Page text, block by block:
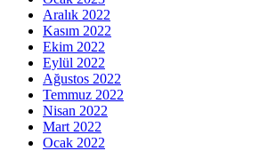
Aralık 2022
Kasım 2022
Ekim 2022
Eylül 2022
Ağustos 2022
Temmuz 2022
Nisan 2022
Mart 2022
Ocak 2022